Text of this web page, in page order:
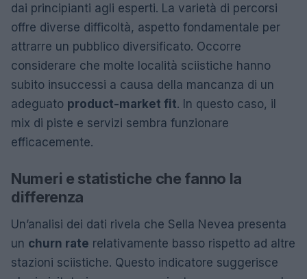
dai principianti agli esperti. La varietà di percorsi
offre diverse difficoltà, aspetto fondamentale per
attrarre un pubblico diversificato. Occorre
considerare che molte località sciistiche hanno
subito insuccessi a causa della mancanza di un
adeguato product-market fit. In questo caso, il
mix di piste e servizi sembra funzionare
efficacemente.
Numeri e statistiche che fanno la
differenza
Un’analisi dei dati rivela che Sella Nevea presenta
un churn rate relativamente basso rispetto ad altre
stazioni sciistiche. Questo indicatore suggerisce